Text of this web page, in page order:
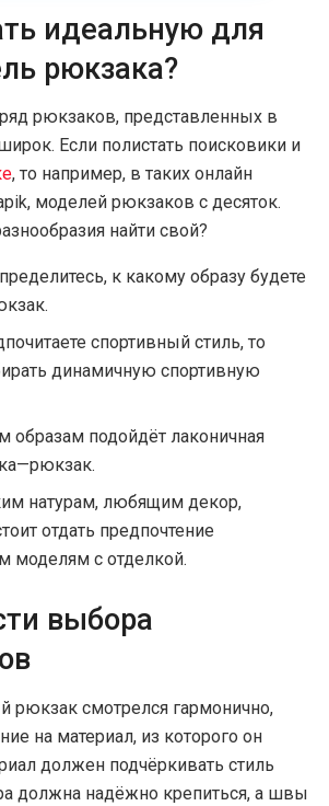
идеальную для
рюкзака?
рюкзаков, представленных в
Если полистать поисковики и
, то например, в таких онлайн
моделей рюкзаков с десяток.
найти свой?
к какому образу будете
спортивный стиль, то
динамичную спортивную
образам подойдёт лаконичная
натурам, любящим декор,
отдать предпочтение
моделям с отделкой.
выбора
смотрелся гармонично,
на материал, из которого он
должен подчёркивать стиль
должна надёжно крепиться, а швы